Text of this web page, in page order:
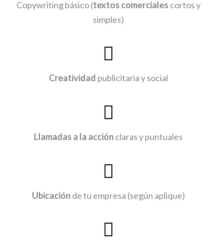
Copywriting básico (textos comerciales cortos y
simples)
Creatividad publicitaria y social
Llamadas a la acción claras y puntuales
Ubicación de tu empresa (según aplique)